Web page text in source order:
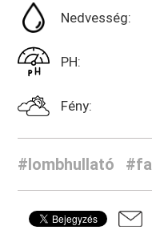
Nedvesség:
PH:
Fény:
#lombhullató #fa